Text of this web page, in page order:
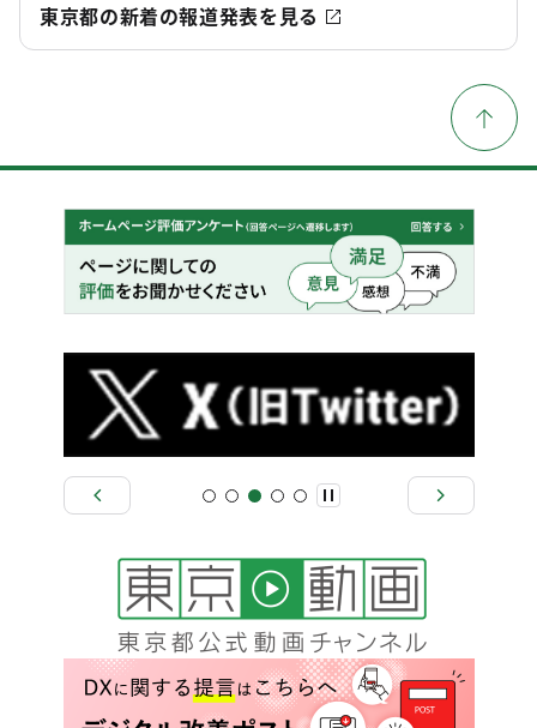
東京都の新着の報道発表を見る